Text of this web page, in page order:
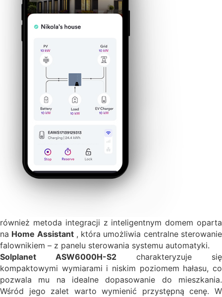
również metoda integracji z inteligentnym domem oparta
na Home Assistant, która umożliwia centralne sterowanie
falownikiem – z panelu sterowania systemu automatyki.
Solplanet ASW6000H-S2 charakteryzuje się
kompaktowymi wymiarami i niskim poziomem hałasu, co
pozwala mu na idealne dopasowanie do mieszkania.
Wśród jego zalet warto wymienić przystępną cenę. W